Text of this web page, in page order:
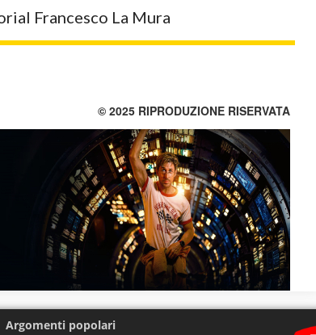
Francesco La Mura
© 2025 RIPRODUZIONE RISERVATA
Argomenti popolari